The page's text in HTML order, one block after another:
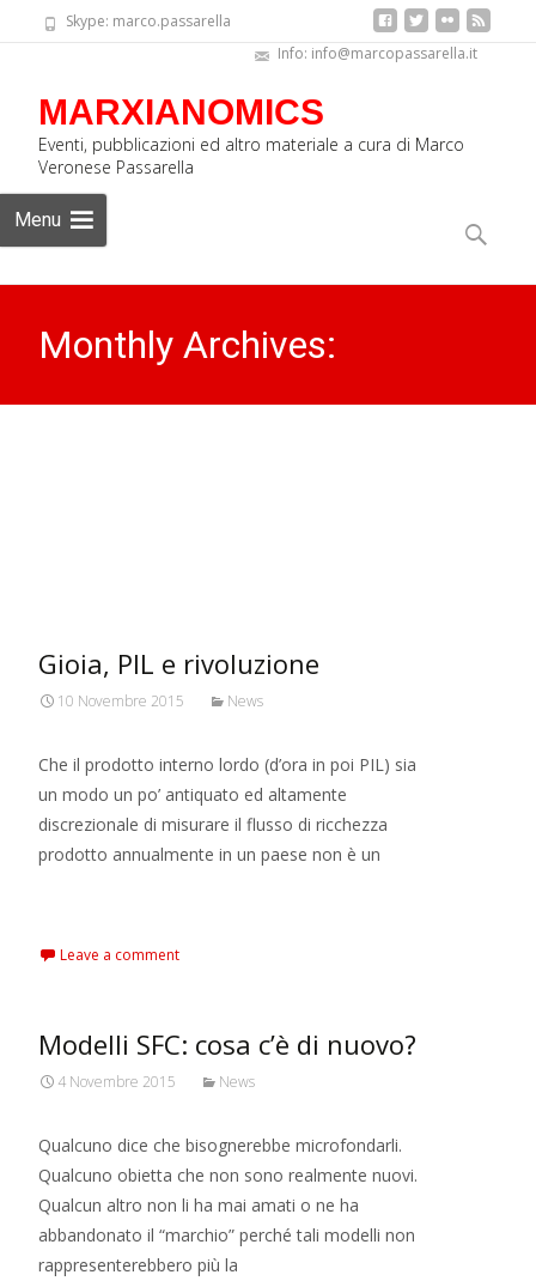
Skype: marco.passarella
Info: info@marcopassarella.it
MARXIANOMICS
Eventi, pubblicazioni ed altro materiale a cura di Marco
Veronese Passarella
Menu
to
content
Ricerca
Monthly Archives:
Gioia, PIL e rivoluzione
10 Novembre 2015 News
Che il prodotto interno lordo (d’ora in poi PIL) sia
un modo un po’ antiquato ed altamente
discrezionale di misurare il flusso di ricchezza
prodotto annualmente in un paese non è un
Leave a comment
Modelli SFC: cosa c’è di nuovo?
4 Novembre 2015 News
Qualcuno dice che bisognerebbe microfondarli.
Qualcuno obietta che non sono realmente nuovi.
Qualcun altro non li ha mai amati o ne ha
abbandonato il “marchio” perché tali modelli non
rappresenterebbero più la